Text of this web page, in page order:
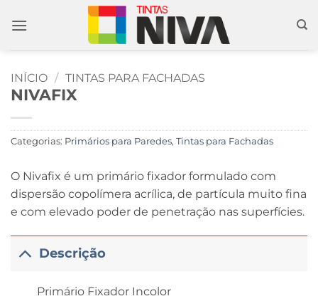
INÍCIO / TINTAS PARA FACHADAS
NIVAFIX
Categorias: Primários para Paredes, Tintas para Fachadas
O Nivafix é um primário fixador formulado com
dispersão copolímera acrílica, de partícula muito fina
e com elevado poder de penetração nas superfícies.
Descrição
Primário Fixador Incolor